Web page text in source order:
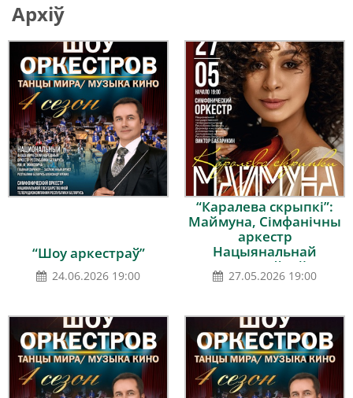
Архіў
“Шоу аркестраў”
24.06.2026 19:00
“Каралева скрыпкі”:
Маймуна, Сімфанічны
аркестр
Нацыянальнай
дзяржаўнай
тэлерадыёкампаніі
дырыжор – Віктар
Бабарыкін
27.05.2026 19:00